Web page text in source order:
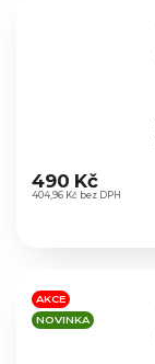
hodnocení
produktu
hvězdiček.
404,96 Kč bez DPH
490 Kč
AKCE
NOVINKA